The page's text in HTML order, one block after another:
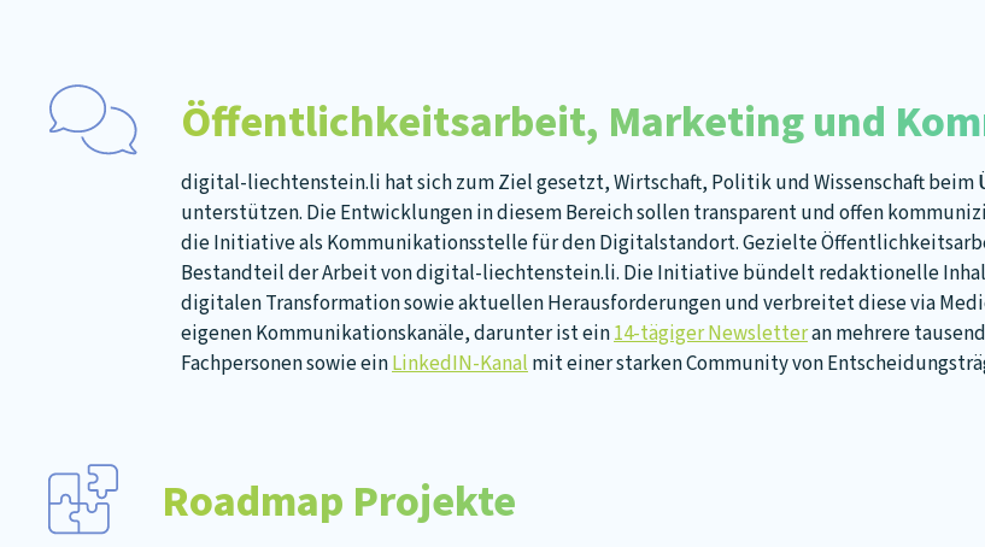
Öffentlichkeitsarbeit, Marketing und
digital-liechtenstein.li hat sich zum Ziel gesetzt, Wirtschaft, Politik und Wissenschaft
unterstützen. Die Entwicklungen in diesem Bereich sollen transparent und offen
die Initiative als Kommunikationsstelle für den Digitalstandort. Gezielte
Bestandteil der Arbeit von digital-liechtenstein.li. Die Initiative bündelt redaktionelle
digitalen Transformation sowie aktuellen Herausforderungen und verbreitet diese via
eigenen Kommunikationskanäle, darunter ist ein14-tägiger Newsletteran mehrere
Fachpersonen sowie einLinkedIN-Kanal mit einer starken Community von
Roadmap Projekte